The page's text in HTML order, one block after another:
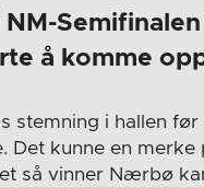
NM-
å komme
stemning i hallen
Det kunne en
så vinner Nærbø